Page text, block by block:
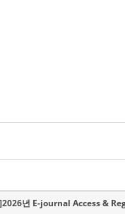
년 E-journal Access &